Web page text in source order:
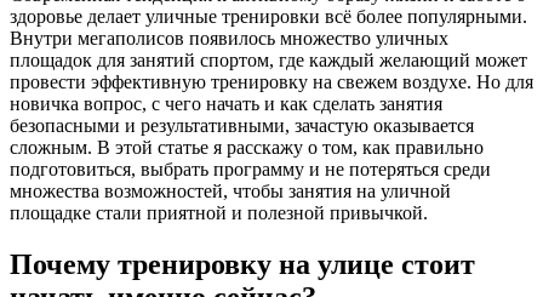
здоровье делает уличные тренировки всё более популярными.
Внутри мегаполисов появилось множество уличных
площадок для занятий спортом, где каждый желающий может
провести эффективную тренировку на свежем воздухе. Но для
новичка вопрос, с чего начать и как сделать занятия
безопасными и результативными, зачастую оказывается
сложным. В этой статье я расскажу о том, как правильно
подготовиться, выбрать программу и не потеряться среди
множества возможностей, чтобы занятия на уличной
площадке стали приятной и полезной привычкой.
Почему тренировку на улице стоит